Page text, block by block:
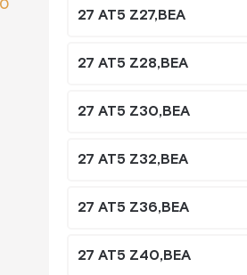
27 AT5 Z27,BEA
27 AT5 Z28,BEA
27 AT5 Z30,BEA
27 AT5 Z32,BEA
27 AT5 Z36,BEA
27 AT5 Z40,BEA